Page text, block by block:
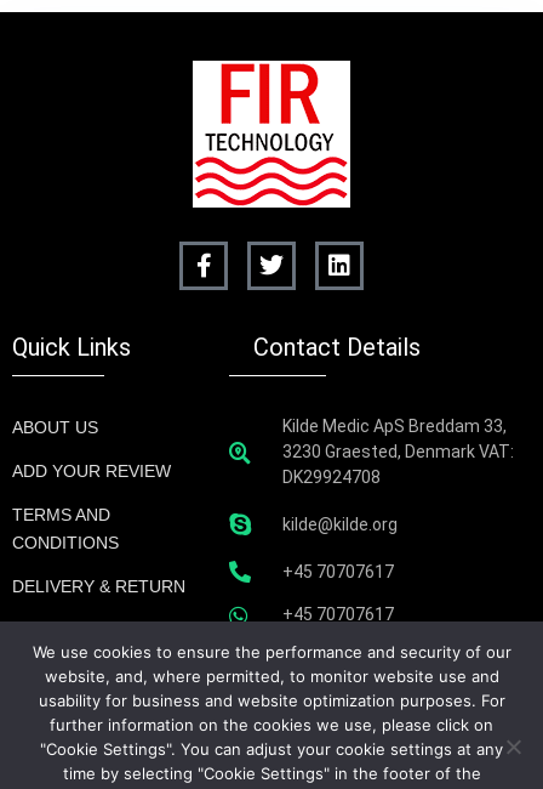
Quick Links
ABOUT US
ADD YOUR REVIEW
TERMS AND
CONDITIONS
DELIVERY & RETURN
BLOGINDLÆG
BLOGS
Contact Details
Kilde Medic ApS Breddam 33,
3230 Graested, Denmark VAT:
DK29924708
kilde@kilde.org
+45 70707617
+45 70707617
We use cookies to ensure the performance and security of our
website, and, where permitted, to monitor website use and
usability for business and website optimization purposes. For
further information on the cookies we use, please click on
"Cookie Settings". You can adjust your cookie settings at any
time by selecting "Cookie Settings" in the footer of the